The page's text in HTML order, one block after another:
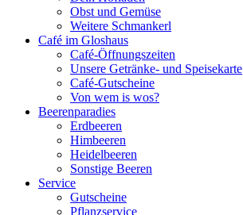
Obst und Gemüse
Weitere Schmankerl
Café im Gloshaus
Café-Öffnungszeiten
Unsere Getränke- und Speisekarte
Café-Gutscheine
Von wem is wos?
Beerenparadies
Erdbeeren
Himbeeren
Heidelbeeren
Sonstige Beeren
Service
Gutscheine
Pflanzservice